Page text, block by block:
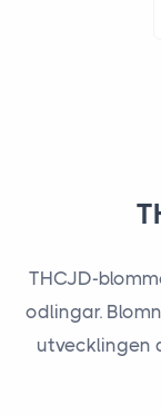
THCJD-
odlingar.
utvecklingen